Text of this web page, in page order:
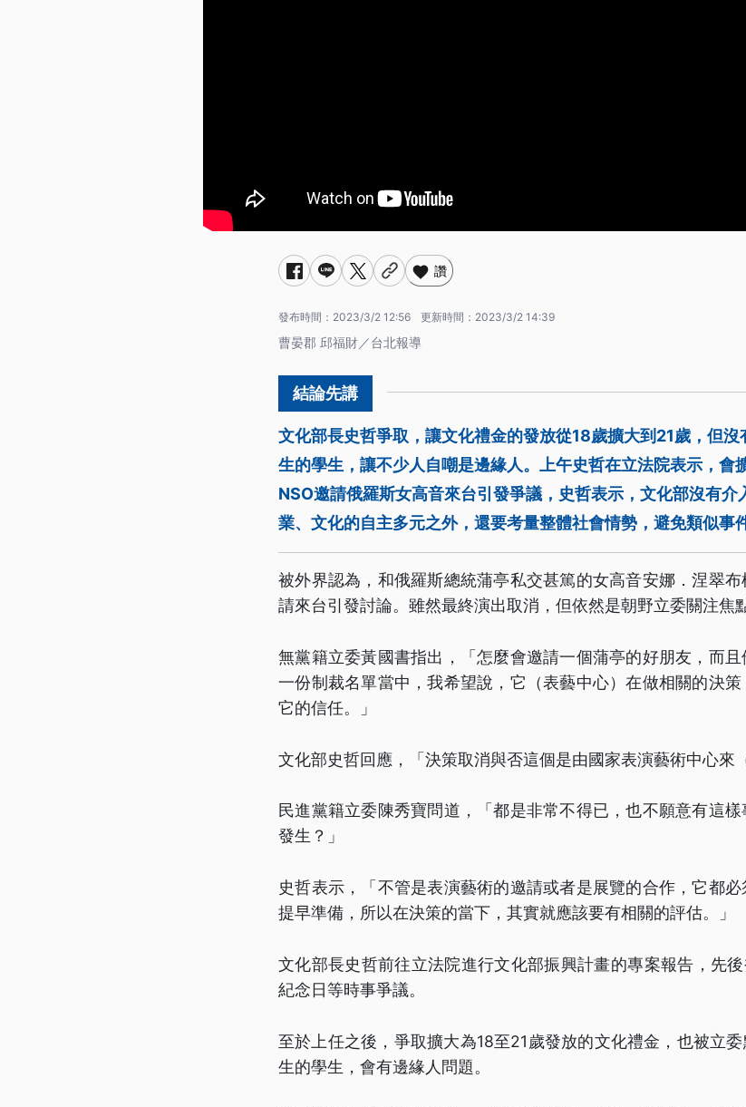
讚
發布時間： 2023/3/2 12:56 更新時間： 2023/3/2 14:39
曹晏郡 邱福財／台北報導
文化部長史哲爭取，讓文化禮金的發放從18歲擴大到21歲，但
生的學生，讓不少人自嘲是邊緣人。上午史哲在立法院表示，會
NSO邀請俄羅斯女高音來台引發爭議，史哲表示，文化部沒有介
業、文化的自主多元之外，還要考量整體社會情勢，避免類似事
被外界認為，和俄羅斯總統蒲亭私交甚篤的女高音安娜．涅翠
請來台引發討論。雖然最終演出取消，但依然是朝野立委關注焦點
無黨籍立委黃國書指出，「怎麼會邀請一個蒲亭的好朋友，而
一份制裁名單當中，我希望說，它（表藝中心）在做相關的決
它的信任。」
文化部史哲回應，「決策取消與否這個是由國家表演藝術中心來
民進黨籍立委陳秀寶問道，「都是非常不得已，也不願意有這
發生？」
史哲表示，「不管是表演藝術的邀請或者是展覽的合作，它都
提早準備，所以在決策的當下，其實就應該要有相關的評估。」
文化部長史哲前往立法院進行文化部振興計畫的專案報告，先
紀念日等時事爭議。
至於上任之後，爭取擴大為18至21歲發放的文化禮金，也被立
生的學生，會有邊緣人問題。